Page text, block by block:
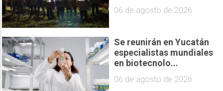
06 de agosto de 2026
Se reunirán en Yucatán
especialistas mundiales
en biotecnolo...
06 de agosto de 2026